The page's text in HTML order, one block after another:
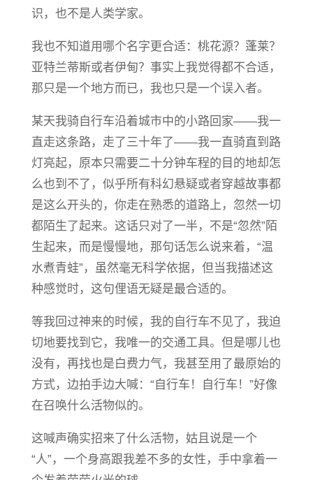
识，也不是人类学家。
我也不知道用哪个名字更合适：桃花源？蓬莱？
亚特兰蒂斯或者伊甸？事实上我觉得都不合适，
那只是一个地方而已，我也只是一个误入者。
某天我骑自行车沿着城市中的小路回家——我一
直走这条路，走了三十年了——我一直骑直到路
灯亮起，原本只需要二十分钟车程的目的地却怎
么也到不了，似乎所有科幻悬疑或者穿越故事都
是这么开头的，你走在熟悉的道路上，忽然一切
都陌生了起来。这话只对了一半，不是“忽然”陌
生起来，而是慢慢地，那句话怎么说来着，“温
水煮青蛙”，虽然毫无科学依据，但当我描述这
种感觉时，这句俚语无疑是最合适的。
等我回过神来的时候，我的自行车不见了，我迫
切地要找到它，我唯一的交通工具。但是哪儿也
没有，再找也是白费力气，我甚至用了最原始的
方式，边拍手边大喊：“自行车！自行车！”好像
在召唤什么活物似的。
这喊声确实招来了什么活物，姑且说是一个
“人”，一个身高跟我差不多的女性，手中拿着一